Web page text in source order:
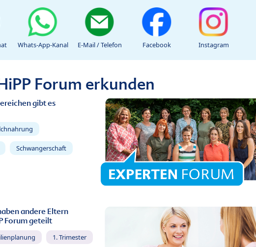
Whats-App-Kanal E-Mail / Telefon Facebook Instagram
Forum erkunden
gibt es
Schwangerschaft
andere Eltern
Forum geteilt
1. Trimester